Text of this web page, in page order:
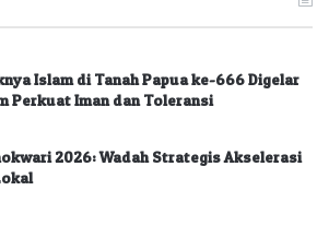
Islam di Tanah Papua ke-666 Digelar
Perkuat Iman dan Toleransi
2026: Wadah Strategis Akselerasi